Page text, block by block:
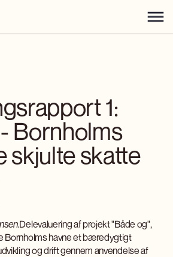
1:
Bornholms
skjulte skatte
Delevaluering af projekt "Både og",
Bornholms havne et bæredygtigt
og drift gennem anvendelse af